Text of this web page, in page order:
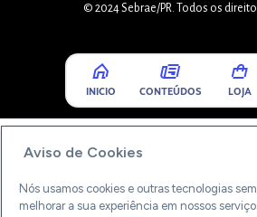
© 2024 Sebrae/PR. Todos os
INICIO CONTEÚDOS LOJA
Aviso de Cookies
Nós usamos cookies e outras tecnologias
melhorar a sua experiência em nossos